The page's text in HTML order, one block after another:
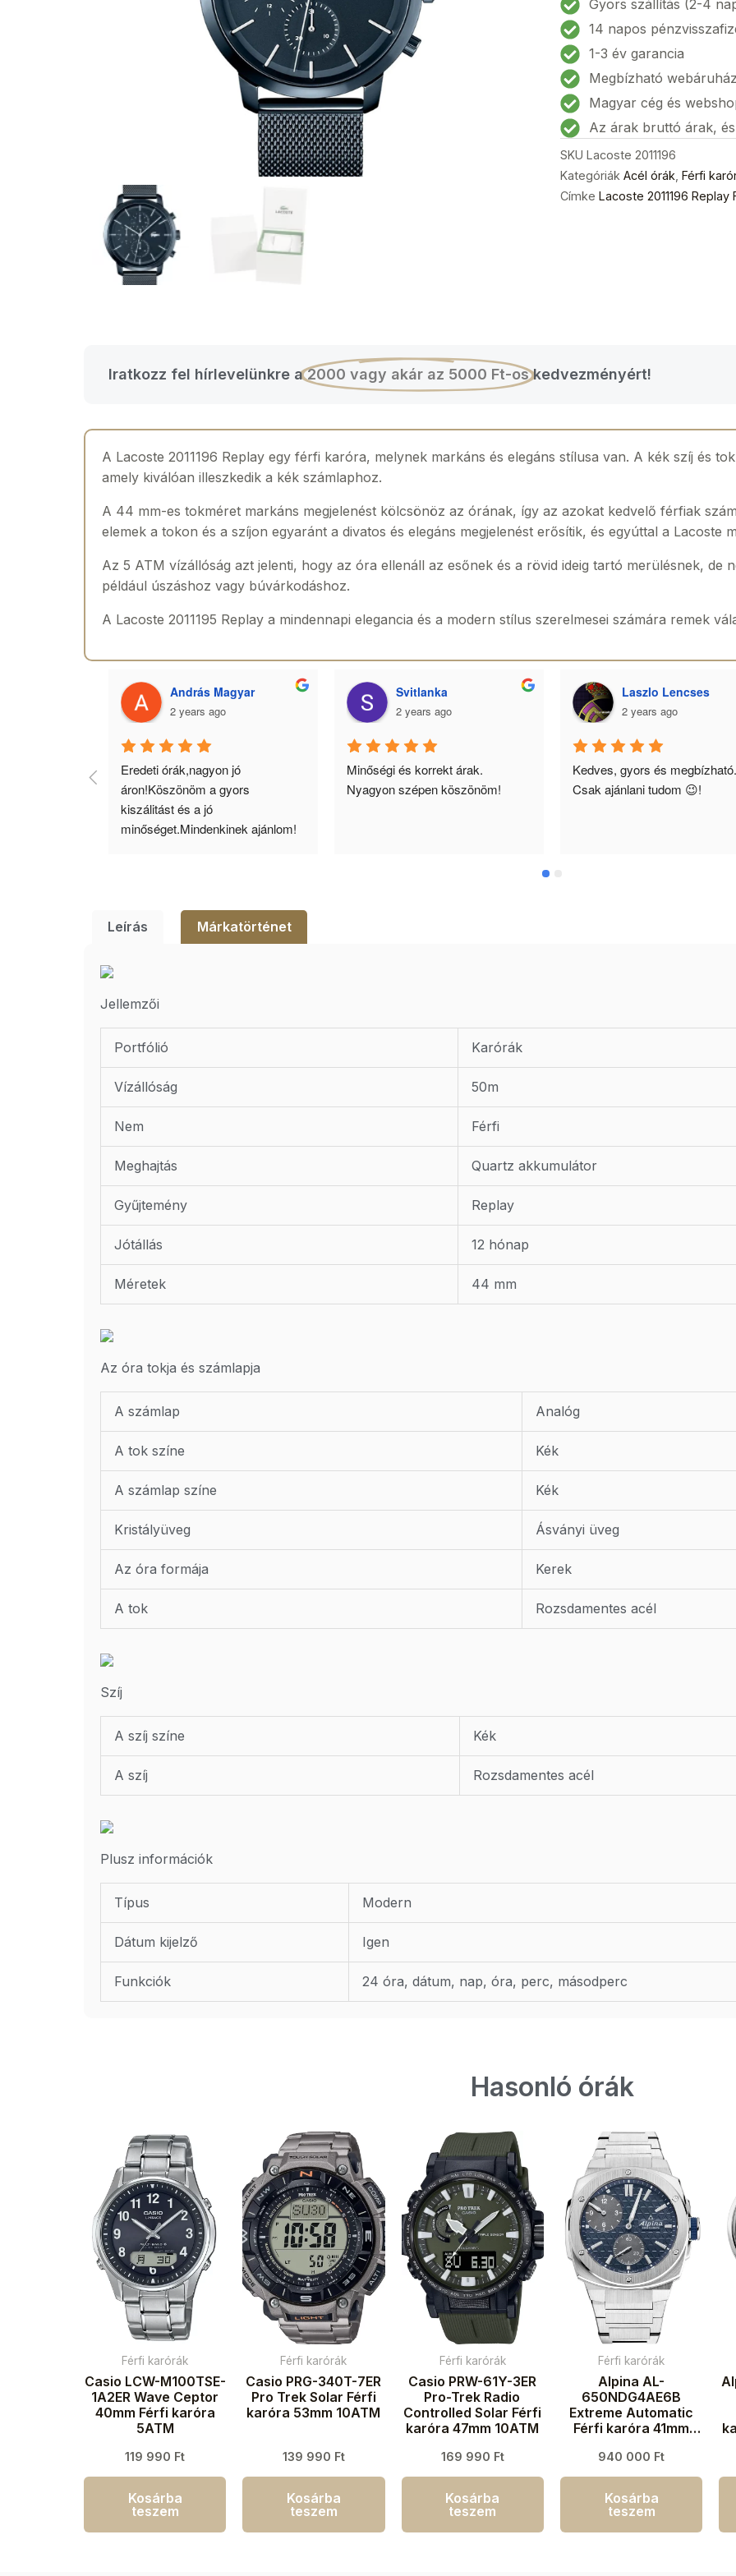
karóra
44mm
5ATM
mennyiség
Gyors szállítás (2-4
14 napos
1-3 év garancia
Megbízható webáruház
Magyar cég és
Az árak bruttó árak,
SKU Lacoste 2011196
Kategóriák Acél órák Férfi
Címke Lacoste 2011196
Iratkozz fel hírlevelünkre a2000 vagy akár az 5000 Ft-os kedvezményért!
A Lacoste 2011196 Replay egy férfi karóra, melynek markáns és elegáns stílusa van. A kék szíj és
amely kiválóan illeszkedik a kék számlaphoz.
A 44 mm-es tokméret markáns megjelenést kölcsönöz az órának, így az azokat kedvelő férfiak
elemek a tokon és a szíjon egyaránt a divatos és elegáns megjelenést erősítik, és egyúttal a Lacoste
Az 5 ATM vízállóság azt jelenti, hogy az óra ellenáll az esőnek és a rövid ideig tartó merülésnek, de
például úszáshoz vagy búvárkodáshoz.
A Lacoste 2011195 Replay a mindennapi elegancia és a modern stílus szerelmesei számára remek
András Magyar
2 years ago
Eredeti órák,nagyon jó
áron!Köszönöm a gyors
kiszálitást és a jó
minőséget.Mindenkinek ajánlom!
Svitlanka
2 years ago
Minőségi és korrekt árak.
Nyagyon szépen köszönöm!
Laszlo Lencses
2 years ago
Kedves, gyors és megbízható.
Csak ajánlani tudom 😉!
Leírás Márkatörténet
Jellemzői
Portfólió Karórák
Vízállóság 50m
Nem Férfi
Meghajtás Quartz akkumulátor
Gyűjtemény Replay
Jótállás 12 hónap
Méretek 44 mm
Az óra tokja és számlapja
A számlap Analóg
A tok színe Kék
A számlap színe Kék
Kristályüveg Ásványi üveg
Az óra formája Kerek
A tok Rozsdamentes acél
Szíj
A szíj színe Kék
A szíj Rozsdamentes acél
Plusz információk
Típus Modern
Dátum kijelző Igen
Funkciók 24 óra, dátum, nap, óra, perc, másodperc
Hasonló órák
Férfi karórák
Casio LCW-M100TSE-
1A2ER Wave Ceptor
40mm Férfi karóra
5ATM
119 990 Ft
Kosárba
teszem
Férfi karórák
Casio PRG-340T-7ER
Pro Trek Solar Férfi
karóra 53mm 10ATM
139 990 Ft
Kosárba
teszem
Férfi karórák
Casio PRW-61Y-3ER
Pro-Trek Radio
Controlled Solar Férfi
karóra 47mm 10ATM
169 990 Ft
Kosárba
teszem
Férfi karórák
Alpina AL-
650NDG4AE6B
Extreme Automatic
Férfi karóra 41mm
940 000 Ft
Kosárba
teszem